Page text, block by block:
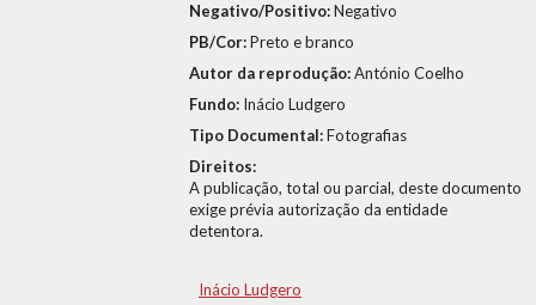
Negativo/Positivo:Negativo
PB/Cor:Preto e branco
Autor da reprodução:António Coelho
Fundo: Inácio Ludgero
Tipo Documental:Fotografias
Direitos:
A publicação, total ou parcial, deste documento
exige prévia autorização da entidade
detentora.
Inácio Ludgero